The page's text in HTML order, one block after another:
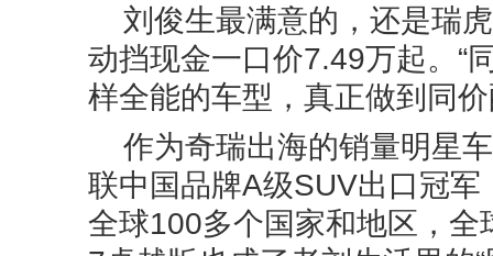
刘俊生最满意的，还是瑞
动挡现金一口价7.49万起。“
样全能的车型，真正做到同
作为奇瑞出海的销量明星
联中国品牌A级SUV出口冠
全球100多个国家和地区，